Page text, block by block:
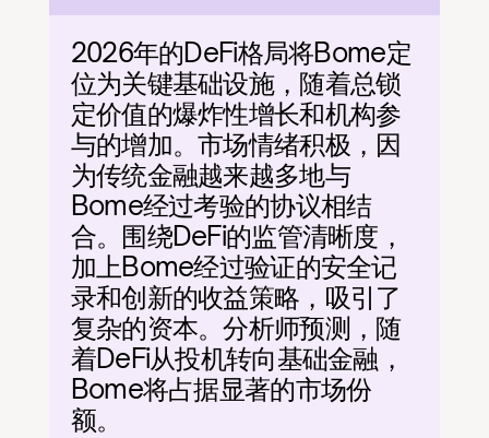
2026年的DeFi格局将Bome定
位为关键基础设施，随着总锁
定价值的爆炸性增长和机构参
与的增加。市场情绪积极，因
为传统金融越来越多地与
Bome经过考验的协议相结
合。围绕DeFi的监管清晰度，
加上Bome经过验证的安全记
录和创新的收益策略，吸引了
复杂的资本。分析师预测，随
着DeFi从投机转向基础金融，
Bome将占据显著的市场份
额。